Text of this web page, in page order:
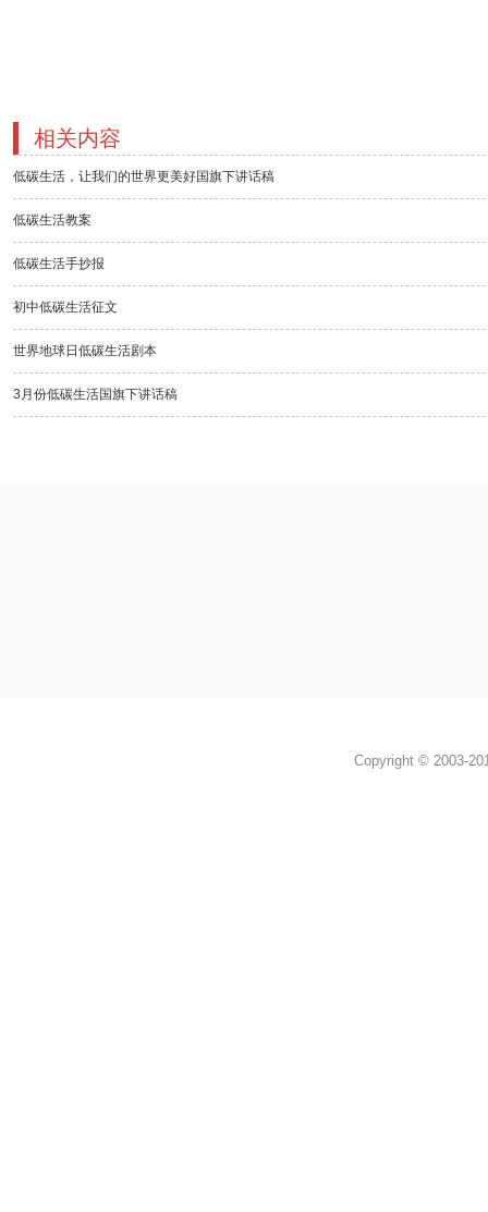
相关内容
低碳生活，让我们的世界更美好国旗下讲话稿
低碳生活教案
低碳生活手抄报
初中低碳生活征文
世界地球日低碳生活剧本
3月份低碳生活国旗下讲话稿
Copyright © 2003-